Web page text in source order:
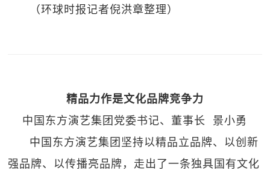
（环球时报记者倪洪章整理）
精品力作是文化品牌竞争力
中国东方演艺集团党委书记、董事长 景小勇
中国东方演艺集团坚持以精品立品牌、以创新
强品牌、以传播亮品牌，走出了一条独具国有文化